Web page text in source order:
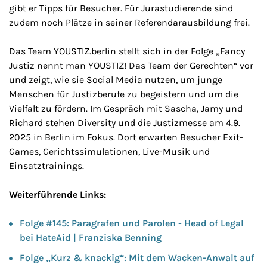
gibt er Tipps für Besucher. Für Jurastudierende sind
zudem noch Plätze in seiner Referendarausbildung frei.
Das Team YOUSTIZ.berlin stellt sich in der Folge „Fancy
Justiz nennt man YOUSTIZ! Das Team der Gerechten“ vor
und zeigt, wie sie Social Media nutzen, um junge
Menschen für Justizberufe zu begeistern und um die
Vielfalt zu fördern. Im Gespräch mit Sascha, Jamy und
Richard stehen Diversity und die Justizmesse am 4.9.
2025 in Berlin im Fokus. Dort erwarten Besucher Exit-
Games, Gerichtssimulationen, Live-Musik und
Einsatztrainings.
Weiterführende Links:
Folge #145: Paragrafen und Parolen - Head of Legal
bei HateAid | Franziska Benning
Folge „Kurz & knackig“: Mit dem Wacken-Anwalt auf